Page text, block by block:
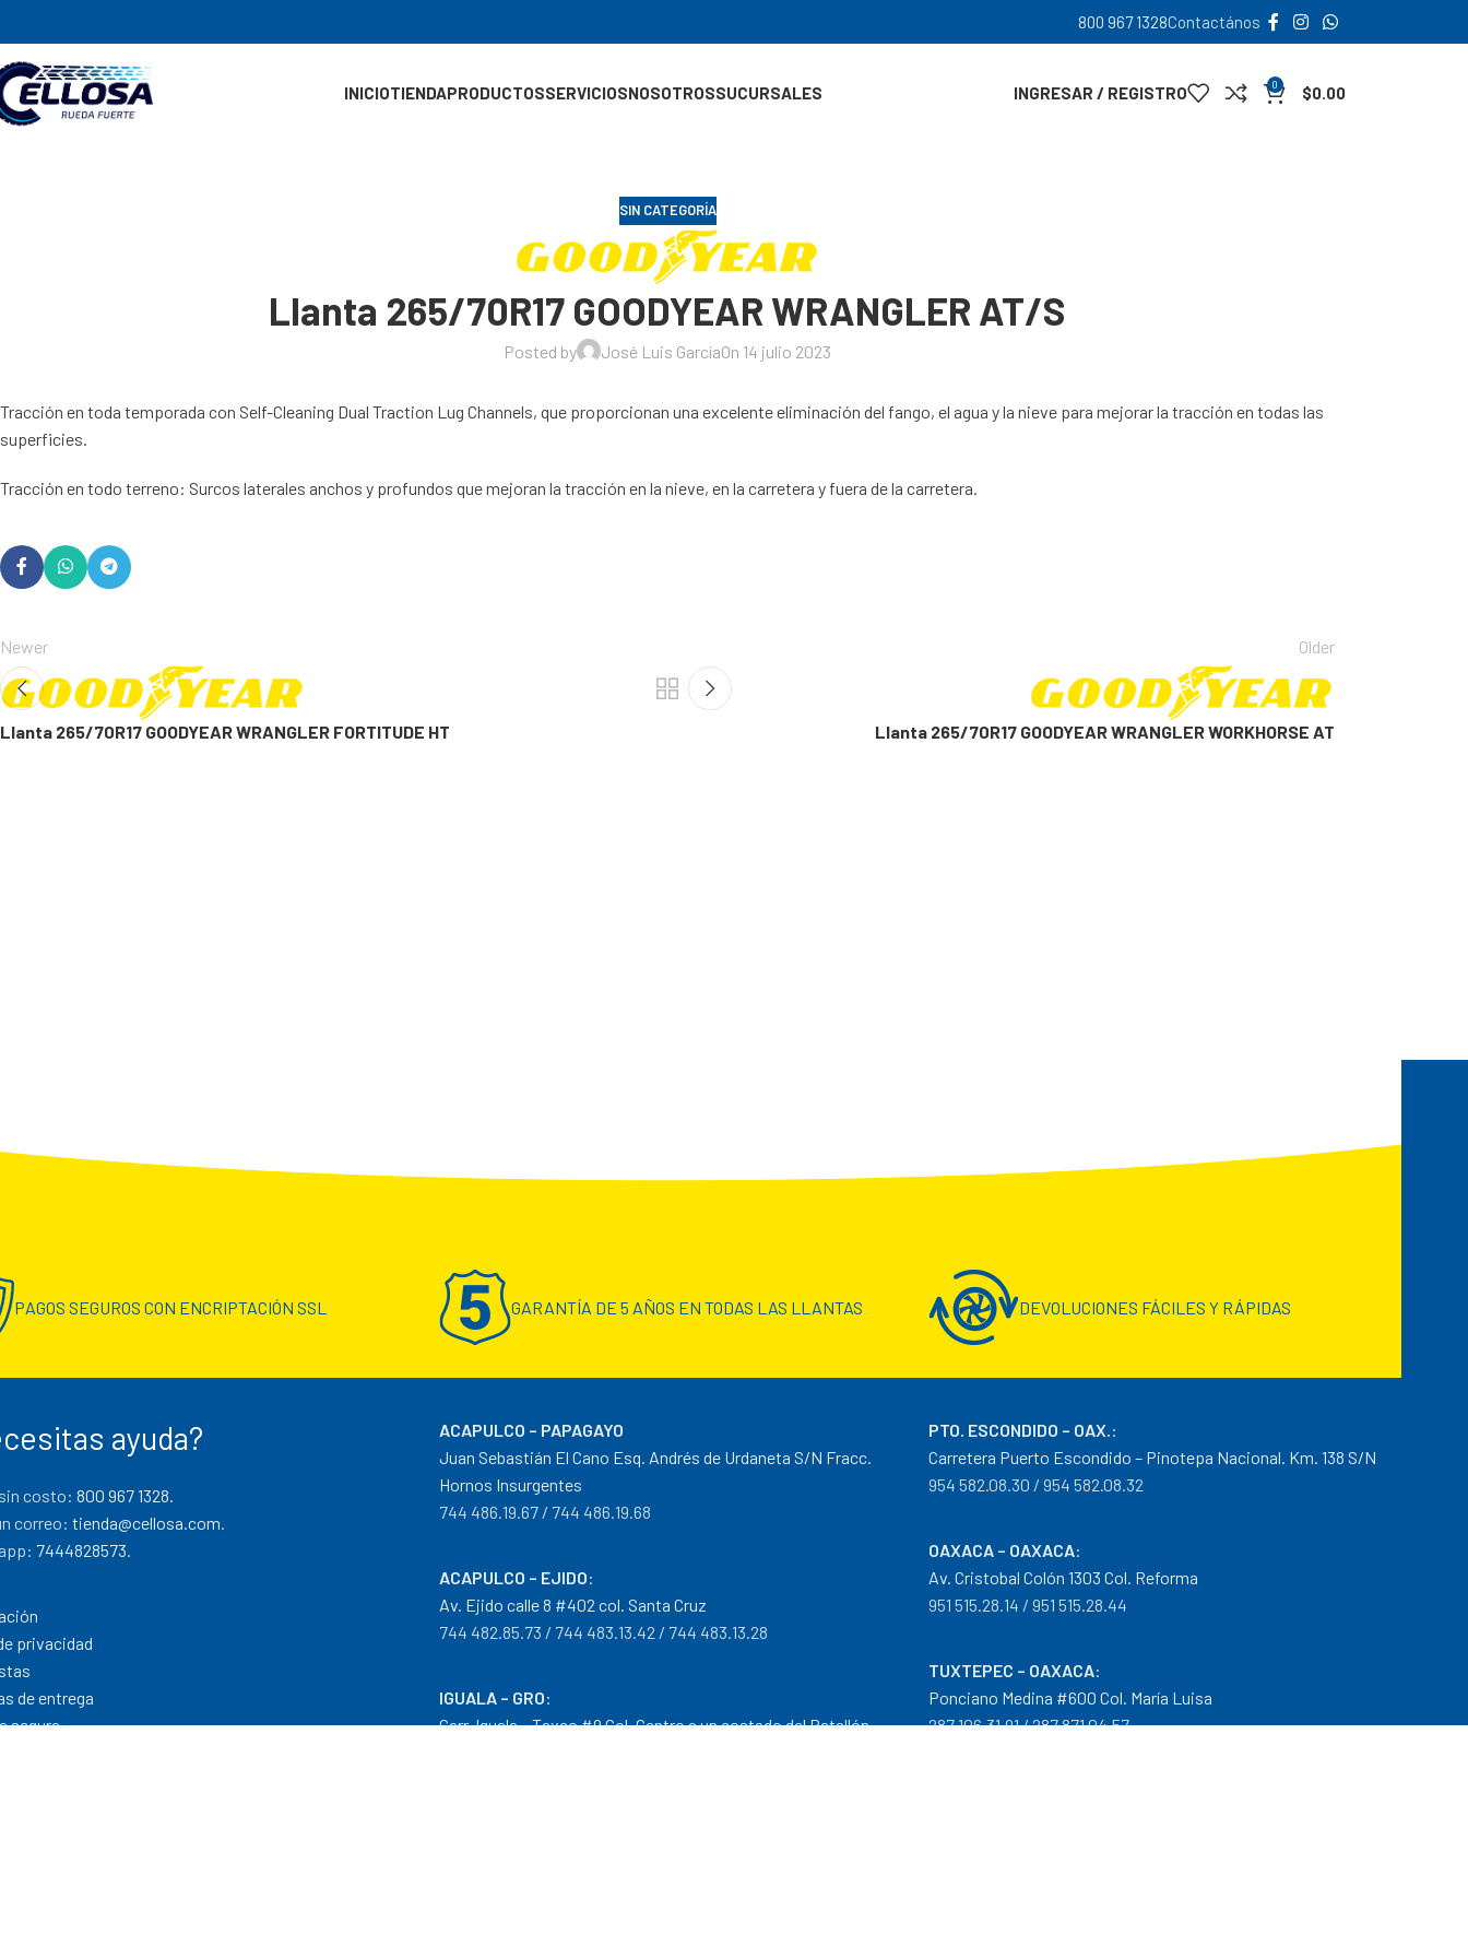
800 967 1328Contactános
INICIOTIENDAPRODUCTOSSERVICIOSNOSOTROSSUCURSALES INGRESAR / REGISTRO 0 $0.00
SIN CATEGORÍA
Llanta 265/70R17 GOODYEAR WRANGLER AT/S
Posted by José Luis GarcíaOn 14 julio 2023
Tracción en toda temporada con Self-Cleaning Dual Traction Lug Channels, que proporcionan una excelente eliminación del fango, el agua y la nieve para mejorar la tracción en todas las
superficies.
Tracción en todo terreno: Surcos laterales anchos y profundos que mejoran la tracción en la nieve, en la carretera y fuera de la carretera.
Newer
Llanta 265/70R17 GOODYEAR WRANGLER FORTITUDE HT
Older
Llanta 265/70R17 GOODYEAR WRANGLER WORKHORSE AT
PAGOS SEGUROS CON ENCRIPTACIÓN SSL GARANTÍA DE 5 AÑOS EN TODAS LAS LLANTAS DEVOLUCIONES FÁCILES Y RÁPIDAS
ayuda?
costo:800 967 1328.
correo:tienda@cellosa.com
7444828573
privacidad
de entrega
segura
ACAPULCO – PAPAGAYO
Juan Sebastián El Cano Esq. Andrés de Urdaneta S/N Fracc.
Hornos Insurgentes
744 486.19.67 / 744 486.19.68
ACAPULCO – EJIDO:
Av. Ejido calle 8 #402 col. Santa Cruz
744 482.85.73 / 744 483.13.42 / 744 483.13.28
IGUALA – GRO:
Carr. Iguala – Taxco #9 Col. Centro a un costado del Batallón
PTO. ESCONDIDO – OAX. :
Carretera Puerto Escondido – Pinotepa Nacional. Km. 138 S/N
954 582.08.30 / 954 582.08.32
OAXACA – OAXACA:
Av. Cristobal Colón 1303 Col. Reforma
951 515.28.14 / 951 515.28.44
TUXTEPEC – OAXACA:
Ponciano Medina #600 Col. María Luisa
287 106.31.91 / 287 871.04.57